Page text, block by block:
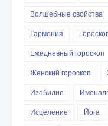
Волшебные свойства
Гармония
Ежедневный гороскоп
Женский гороскоп
Изобилие
Исцеление
Йога